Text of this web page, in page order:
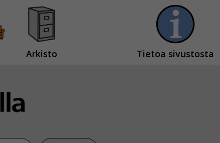
Arkisto Tietoa sivustosta